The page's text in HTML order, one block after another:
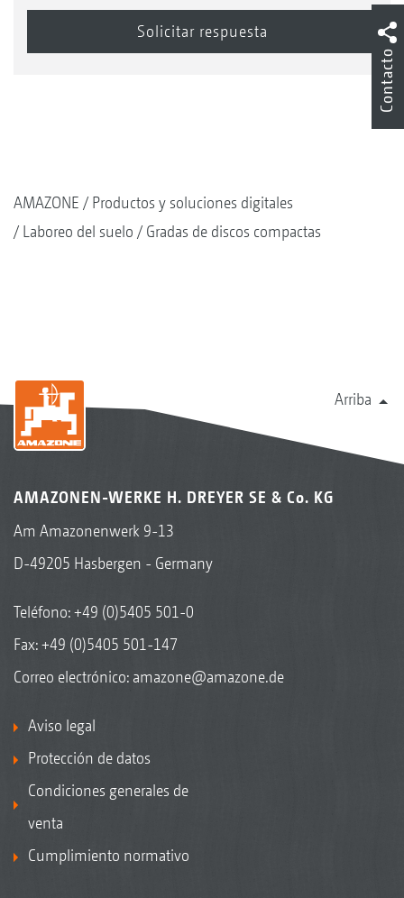
AMAZONE
Productos y soluciones digitales
Laboreo del suelo
Gradas de discos compactas
Arriba
AMAZONEN-WERKE H. DREYER SE & Co. KG
Am Amazonenwerk 9-13
D-49205 Hasbergen - Germany
Teléfono:+49 (0)5405 501-0
Fax: +49 (0)5405 501-147
Correo electrónico: amazone@amazone.de
Aviso legal
Protección de datos
Condiciones generales de
venta
Cumplimiento normativo
Contacto